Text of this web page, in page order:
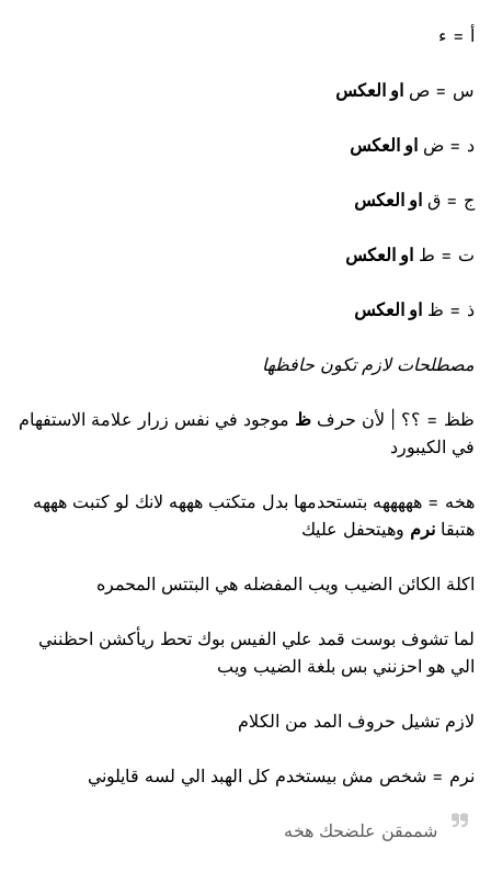
أ = ء
س = ص او العكس
د = ض او العكس
ج = ق او العكس
ت = ط او العكس
ذ = ظ او العكس
مصطلحات لازم تكون حافظها
ظظ = ؟؟ | لأن حرف ظ موجود في نفس زرار علامة الاستفهام
في الكيبورد
هخه = هههههه بتستحدمها بدل متكتب هههه لانك لو كتبت هههه
هتبقا نرم وهيتحفل عليك
اكلة الكائن الضيب ويب المفضله هي البتتس المحمره
لما تشوف بوست قمد علي الفيس بوك تحط ريأكشن احظنني
الي هو احزنني بس بلغة الضيب ويب
لازم تشيل حروف المد من الكلام
نرم = شخص مش بيستخدم كل الهبد الي لسه قايلوني
شممقن علضحك هخه